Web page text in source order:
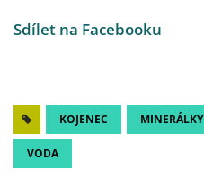
Sdílet na Facebooku
KOJENEC MINERÁLKY
VODA